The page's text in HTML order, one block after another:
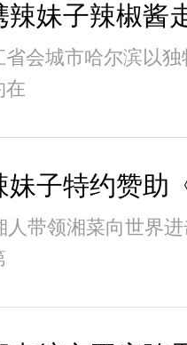
会城市哈尔滨以独
在
人带领湘菜向世界进